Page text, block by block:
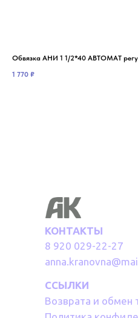
Обвязка АНИ 1 1/2*40 АВТОМАТ
1 770 ₽
КОНТАКТЫ
8 920 029-22-27
ССЫЛКИ
Возврата и обмен